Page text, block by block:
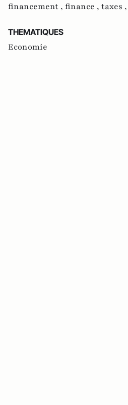
financement , finance , taxes ,
THEMATIQUES
Economie